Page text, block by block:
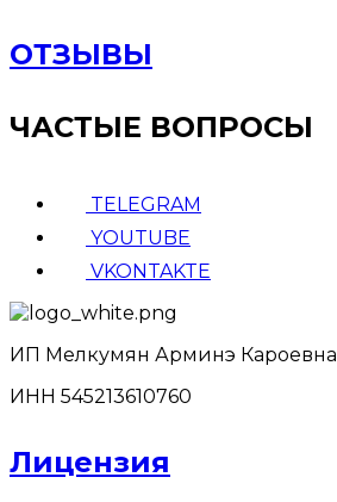
ОТЗЫВЫ
ЧАСТЫЕ ВОПРОСЫ
TELEGRAM
YOUTUBE
VKONTAKTE
ИП Мелкумян Арминэ Кароевна
ИНН 545213610760
Лицензия